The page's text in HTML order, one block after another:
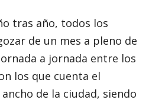
tras año, todos los
de un mes a pleno de
a jornada entre los
los que cuenta el
de la ciudad, siendo